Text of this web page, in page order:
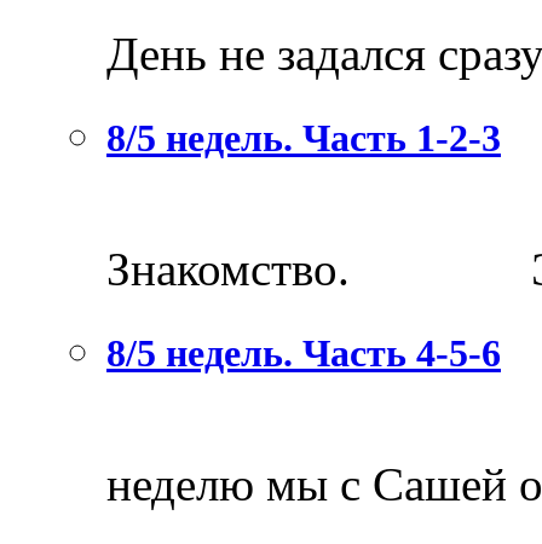
День не задался
8/5 недель. Часть 1-2-3
Знакомство. Эта
8/5 недель. Часть 4-5-6
неделю мы с Сашей